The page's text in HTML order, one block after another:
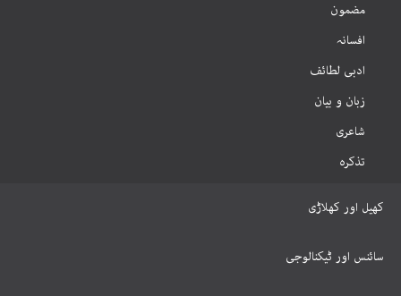
مضمون
افسانہ
ادبی لطائف
زبان و بیان
شاعری
تذکرہ
کھیل اور کھلاڑی
سائنس اور ٹیکنالوجی